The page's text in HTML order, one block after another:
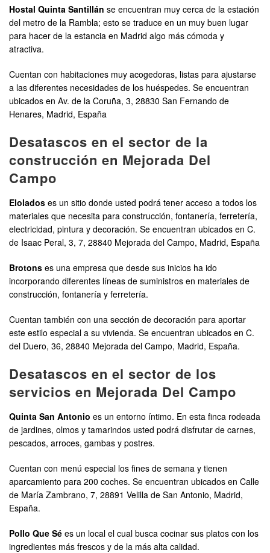
Hostal Quinta Santillán se encuentran muy cerca de la estación
del metro de la Rambla; esto se traduce en un muy buen lugar
para hacer de la estancia en Madrid algo más cómoda y
atractiva.
Cuentan con habitaciones muy acogedoras, listas para ajustarse
a las diferentes necesidades de los huéspedes. Se encuentran
ubicados en Av. de la Coruña, 3, 28830 San Fernando de
Henares, Madrid, España
Desatascos en el sector de la
construcción en Mejorada Del
Campo
Elolados es un sitio donde usted podrá tener acceso a todos los
materiales que necesita para construcción, fontanería, ferretería,
electricidad, pintura y decoración. Se encuentran ubicados en C.
de Isaac Peral, 3, 7, 28840 Mejorada del Campo, Madrid, España
Brotons es una empresa que desde sus inicios ha ido
incorporando diferentes líneas de suministros en materiales de
construcción, fontanería y ferretería.
Cuentan también con una sección de decoración para aportar
este estilo especial a su vivienda. Se encuentran ubicados en C.
del Duero, 36, 28840 Mejorada del Campo, Madrid, España.
Desatascos en el sector de los
servicios en Mejorada Del Campo
Quinta San Antonio es un entorno íntimo. En esta finca rodeada
de jardines, olmos y tamarindos usted podrá disfrutar de carnes,
pescados, arroces, gambas y postres.
Cuentan con menú especial los fines de semana y tienen
aparcamiento para 200 coches. Se encuentran ubicados en Calle
de María Zambrano, 7, 28891 Velilla de San Antonio, Madrid,
España.
Pollo Que Sé es un local el cual busca cocinar sus platos con los
ingredientes más frescos y de la más alta calidad.